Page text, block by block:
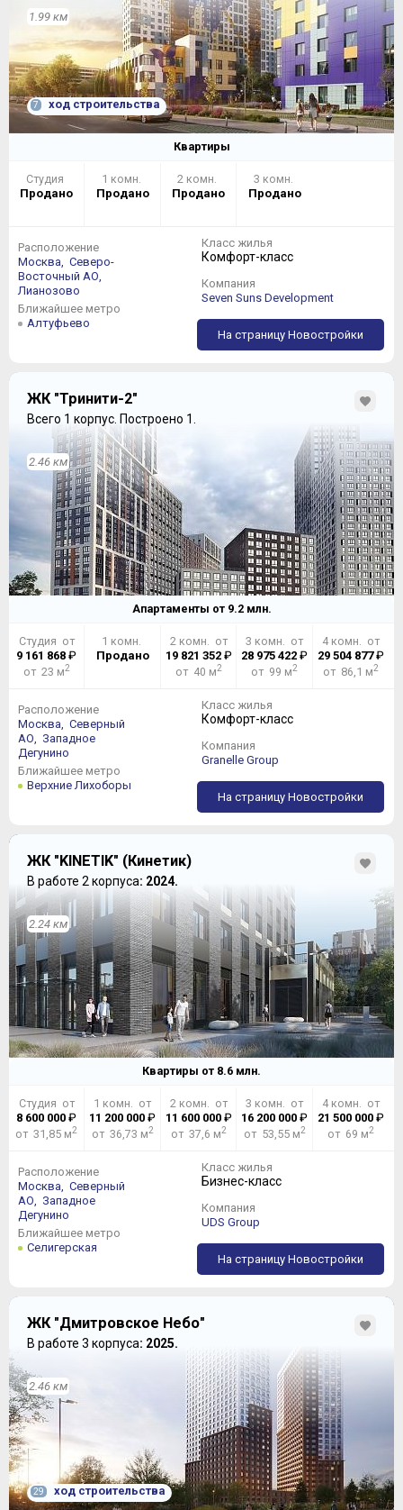
1.99 км
7 ход строительства
Квартиры
Студия
Продано
1 комн.
Продано
2 комн.
Продано
3 комн.
Продано
Расположение
Москва, Северо-
Восточный АО,
Лианозово
Ближайшее метро
Алтуфьево
Класс жилья
Комфорт-класс
Компания
Seven Suns Development
На страницу Новостройки
ЖК "Тринити-2"
Всего 1 корпус. Построено 1.
2.46 км
Апартаменты от 9.2млн.
Студия от
9 161 868 ₽
от 23 м2
1 комн.
Продано
2 комн. от
19 821 352₽
от 40 м2
3 комн. от
28 975 422 ₽
от 99 м2
4 комн. от
29 504 877₽
от 86,1 м2
Расположение
Москва, Северный
АО, Западное
Дегунино
Ближайшее метро
Верхние Лихоборы
Класс жилья
Комфорт-класс
Компания
Granelle Group
На страницу Новостройки
ЖК "KINETIK" (Кинетик)
В работе 2 корпуса: 2024.
2.24 км
Квартиры от 8.6 млн.
Студия от
8 600 000 ₽
от 31,85 м2
1 комн. от
11 200 000 ₽
от 36,73 м2
2 комн. от
11 600 000₽
от 37,6 м2
3 комн. от
16 200 000 ₽
от 53,55 м2
4 комн. от
21 500 000₽
от 69 м2
Расположение
Москва, Северный
АО, Западное
Дегунино
Ближайшее метро
Селигерская
Класс жилья
Бизнес-класс
Компания
UDS Group
На страницу Новостройки
ЖК "Дмитровское Небо"
В работе 3 корпуса: 2025.
2.46 км
29 ход строительства